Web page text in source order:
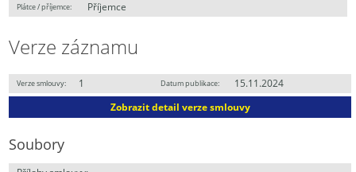
Plátce / příjemce: Příjemce
Verze záznamu
Verze smlouvy: 1 Datum publikace:
15.11.2024
Zobrazit detail verze smlouvy
Soubory